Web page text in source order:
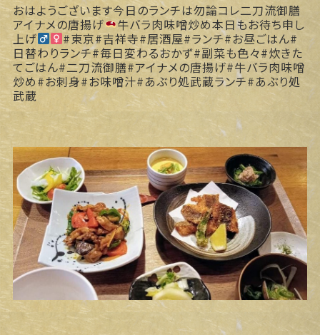
おはようございます今日のランチは勿論コレ二刀流御膳
アイナメの唐揚げ
牛バラ肉味噌炒め本日もお待ち申し
上げ‍
#東京#吉祥寺#居酒屋#ランチ#お昼ごはん#
日替わりランチ#毎日変わるおかず#副菜も色々#炊きた
てごはん#二刀流御膳#アイナメの唐揚げ#牛バラ肉味噌
炒め#お刺身#お味噌汁#あぶり処武蔵ランチ#あぶり処
武蔵